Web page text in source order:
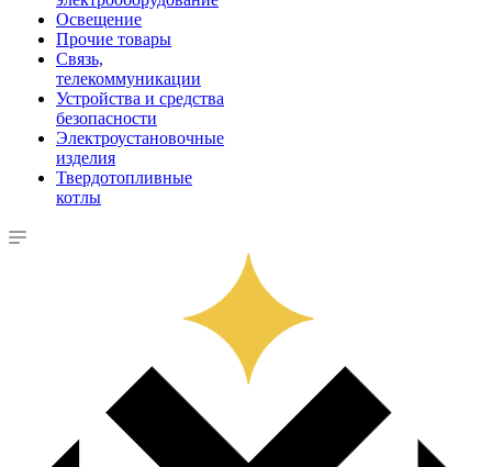
Освещение
Прочие товары
Связь,
телекоммуникации
Устройства и средства
безопасности
Электроустановочные
изделия
Твердотопливные
котлы